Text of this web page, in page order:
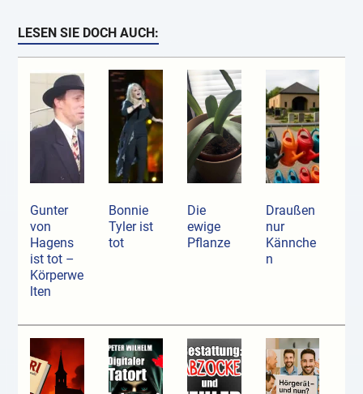
LESEN SIE DOCH AUCH:
Gunter
von
Hagens
ist tot –
Körperwe
lten
Bonnie
Tyler ist
tot
Die
ewige
Pflanze
Draußen
nur
Kännche
n